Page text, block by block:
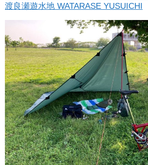
渡良瀬遊水地 WATARASE YUSUICHI